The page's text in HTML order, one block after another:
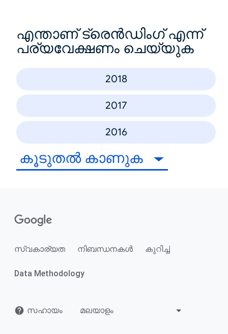
എന്താണ് ട്രെൻഡിംഗ് എന്ന്
പര്യവേക്ഷണം ചെയ്യുക
2018
2017
2016
കൂടുതൽ കാണുക
സ്വകാര്യത നിബന്ധനകൾ കുറിച്ച്
Data Methodology
സഹായം